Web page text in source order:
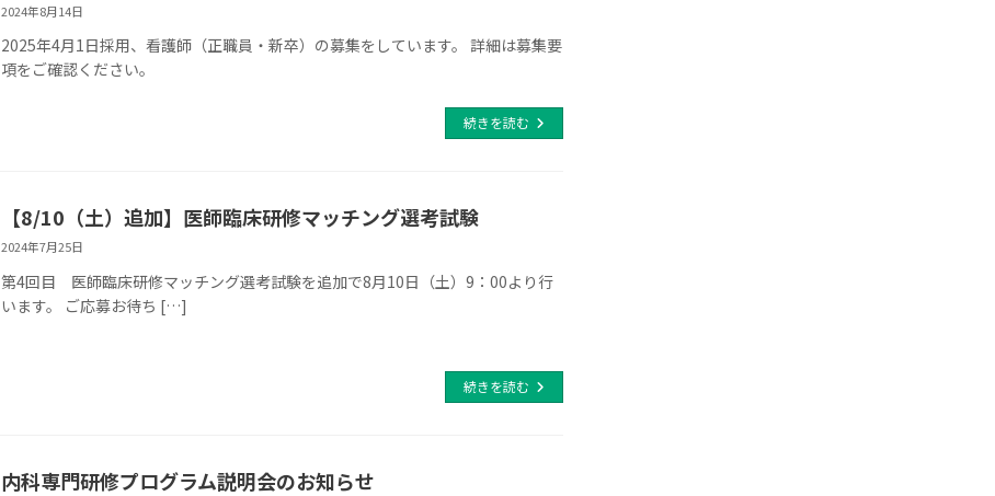
2024年8月14日
2025年4月1日採用、看護師（正職員・新卒）の募集をしています。 詳細は募集要
項をご確認ください。
続きを読む
【8/10（土）追加】医師臨床研修マッチング選考試験
2024年7月25日
第4回目 医師臨床研修マッチング選考試験を追加で8月10日（土）9：00より行
います。 ご応募お待ち […]
続きを読む
内科専門研修プログラム説明会のお知らせ